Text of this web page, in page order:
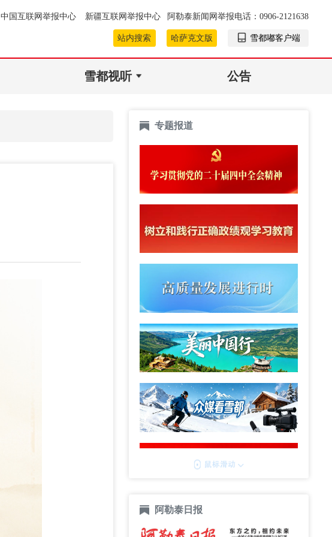
中国互联网举报中心 新疆互联网举报中心 阿勒泰新闻网举报电话：0906-2121638
站内搜索 哈萨克文版 雪都嘟客户端
雪都视听 公告
专题报道
阿勒泰日报